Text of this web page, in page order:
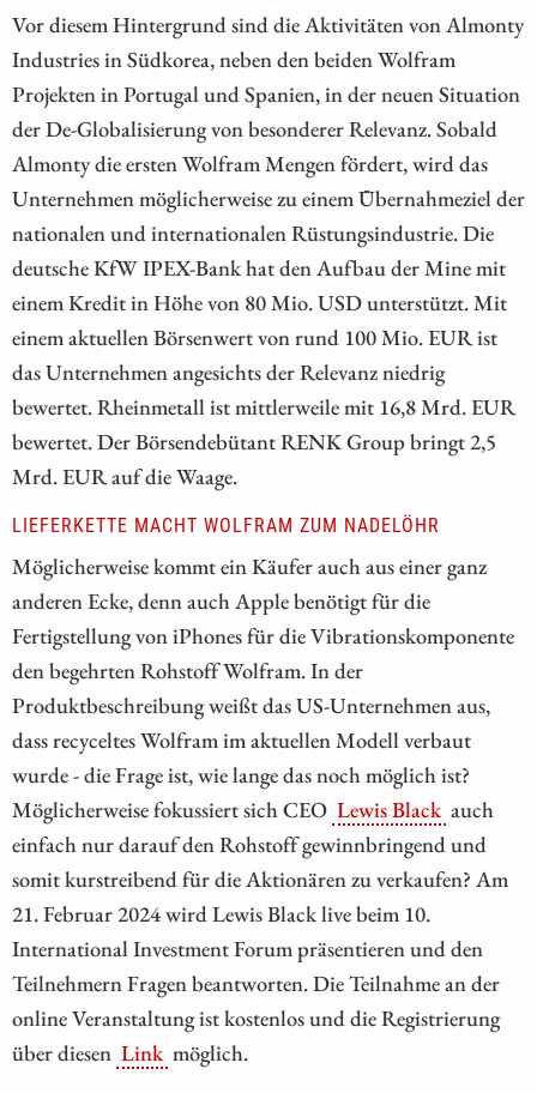
Vor diesem Hintergrund sind die Aktivitäten von Almonty
Industries in Südkorea, neben den beiden Wolfram
Projekten in Portugal und Spanien, in der neuen Situation
der De-Globalisierung von besonderer Relevanz. Sobald
Almonty die ersten Wolfram Mengen fördert, wird das
Unternehmen möglicherweise zu einem Übernahmeziel der
nationalen und internationalen Rüstungsindustrie. Die
deutsche KfW IPEX-Bank hat den Aufbau der Mine mit
einem Kredit in Höhe von 80 Mio. USD unterstützt. Mit
einem aktuellen Börsenwert von rund 100 Mio. EUR ist
das Unternehmen angesichts der Relevanz niedrig
bewertet. Rheinmetall ist mittlerweile mit 16,8 Mrd. EUR
bewertet. Der Börsendebütant RENK Group bringt 2,5
Mrd. EUR auf die Waage.
LIEFERKETTE MACHT WOLFRAM ZUM NADELÖHR
Möglicherweise kommt ein Käufer auch aus einer ganz
anderen Ecke, denn auch Apple benötigt für die
Fertigstellung von iPhones für die Vibrationskomponente
den begehrten Rohstoff Wolfram. In der
Produktbeschreibung weißt das US-Unternehmen aus,
dass recyceltes Wolfram im aktuellen Modell verbaut
wurde - die Frage ist, wie lange das noch möglich ist?
Möglicherweise fokussiert sich CEO Lewis Black auch
einfach nur darauf den Rohstoff gewinnbringend und
somit kurstreibend für die Aktionären zu verkaufen? Am
21. Februar 2024 wird Lewis Black live beim 10.
International Investment Forum präsentieren und den
Teilnehmern Fragen beantworten. Die Teilnahme an der
online Veranstaltung ist kostenlos und die Registrierung
über diesen Link möglich.